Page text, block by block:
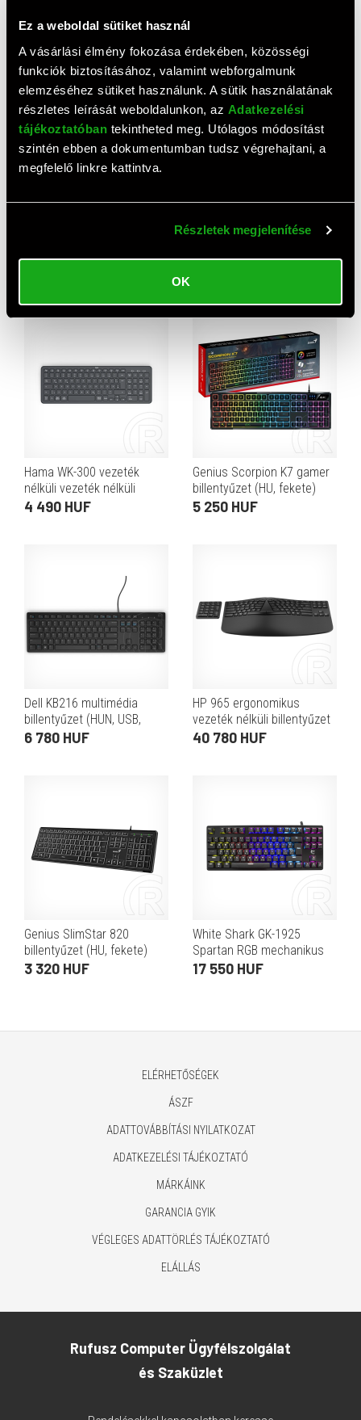
Ez a weboldal sütiket használ
A vásárlási élmény fokozása érdekében, közösségi
funkciók biztosításához, valamint webforgalmunk
elemzéséhez sütiket használunk. A sütik használatának
részletes leírását weboldalunkon, az Adatkezelési
tájékoztatóban tekintheted meg. Utólagos módosítást
szintén ebben a dokumentumban tudsz végrehajtani, a
megfelelő linkre kattintva.
Részletek megjelenítése
OK
Top termékek
billentyűzet és optikai egér
HP 720 vezeték nélküli
billentyűzet (HU,
Hama WK-300 vezeték
nélküli vezeték nélküli
billentyűzet (HU, Bluetooth,
4 490 HUF
Genius Scorpion K7 gamer
billentyűzet (HU, fekete)
5 250 HUF
Dell KB216 multimédia
billentyűzet (HUN, USB,
fekete)
6 780 HUF
HP 965 ergonomikus
vezeték nélküli billentyűzet
(HU, Bluetooth,
40 780 HUF
Genius SlimStar 820
billentyűzet (HU, fekete)
3 320 HUF
White Shark GK-1925
Spartan RGB mechanikus
billentyűzet (US, USB,
17 550 HUF
ELÉRHETŐSÉGEK
ÁSZF
ADATTOVÁBBÍTÁSI NYILATKOZAT
ADATKEZELÉSI TÁJÉKOZTATÓ
MÁRKÁINK
GARANCIA GYIK
VÉGLEGES ADATTÖRLÉS TÁJÉKOZTATÓ
ELÁLLÁS
Rufusz Computer Ügyfélszolgálat
és Szaküzlet